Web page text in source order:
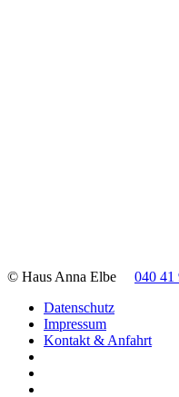
© Haus Anna Elbe 040 41
Datenschutz
Impressum
Kontakt & Anfahrt